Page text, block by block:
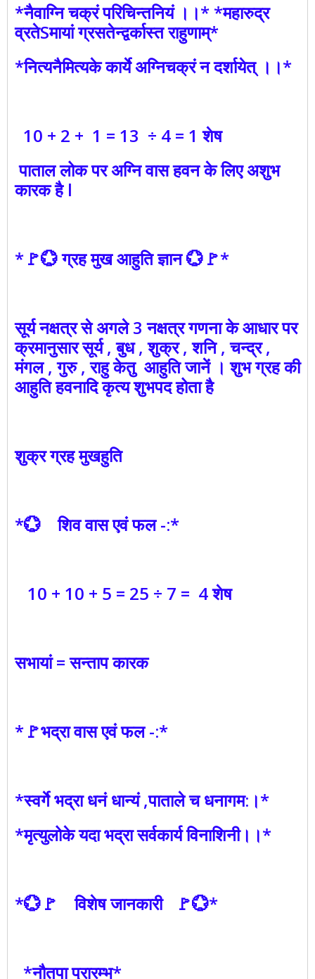
*नैवाग्नि चक्रं परिचिन्तनियं ।।* *महारुद्र
व्रतेSमायां ग्रसतेन्द्वर्कास्त राहुणाम्*
*नित्यनैमित्यके कार्ये अग्निचक्रं न दर्शायेत् ।।*
10 + 2 + 1 = 13 ÷ 4 = 1 शेष
पाताल लोक पर अग्नि वास हवन के लिए अशुभ
कारक है l
*🚩💮 ग्रह मुख आहुति ज्ञान 💮🚩*
सूर्य नक्षत्र से अगले 3 नक्षत्र गणना के आधार पर
क्रमानुसार सूर्य , बुध , शुक्र , शनि , चन्द्र ,
मंगल , गुरु , राहु केतु आहुति जानें । शुभ ग्रह की
आहुति हवनादि कृत्य शुभपद होता है
शुक्र ग्रह मुखहुति
*💮 शिव वास एवं फल -:*
10 + 10 + 5 = 25 ÷ 7 = 4 शेष
सभायां = सन्ताप कारक
*🚩भद्रा वास एवं फल -:*
*स्वर्गे भद्रा धनं धान्यं ,पाताले च धनागम:।*
*मृत्युलोके यदा भद्रा सर्वकार्य विनाशिनी।।*
*💮🚩 विशेष जानकारी 🚩💮*
*नौतपा प्रारम्भ*